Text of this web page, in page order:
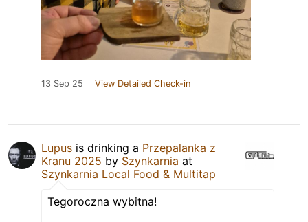
13 Sep 25 View Detailed Check-in
Lupus is drinking a Przepalanka z
Kranu 2025 by Szynkarnia at
Szynkarnia Local Food & Multitap
Tegoroczna wybitna!